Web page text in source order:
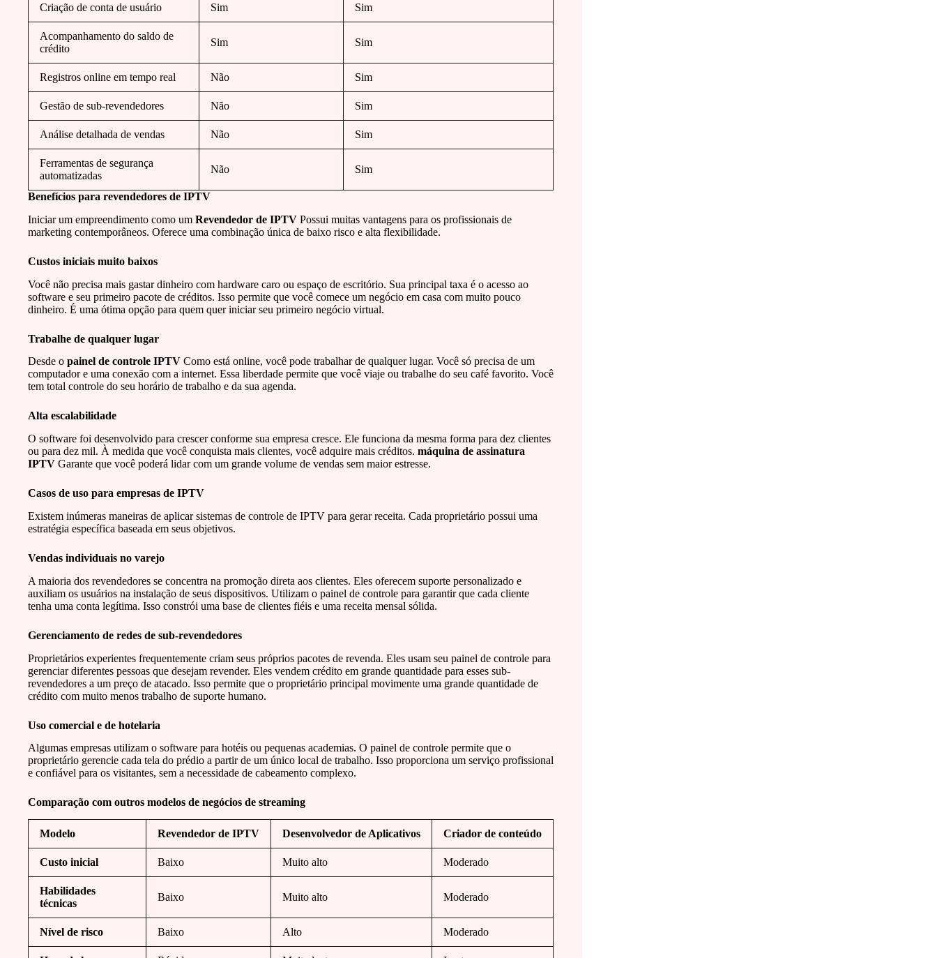
Criação de conta de usuário Sim Sim
Acompanhamento do saldo de
crédito
Sim Sim
Registros online em tempo real Não Sim
Gestão de sub-revendedores Não Sim
Análise detalhada de vendas Não Sim
Ferramentas de segurança
automatizadas
Não Sim
Benefícios para revendedores de IPTV
Iniciar um empreendimento como um Revendedor de IPTV Possui muitas vantagens para os profissionais de
marketing contemporâneos. Oferece uma combinação única de baixo risco e alta flexibilidade.
Custos iniciais muito baixos
Você não precisa mais gastar dinheiro com hardware caro ou espaço de escritório. Sua principal taxa é o acesso ao
software e seu primeiro pacote de créditos. Isso permite que você comece um negócio em casa com muito pouco
dinheiro. É uma ótima opção para quem quer iniciar seu primeiro negócio virtual.
Trabalhe de qualquer lugar
Desde o painel de controle IPTV Como está online, você pode trabalhar de qualquer lugar. Você só precisa de um
computador e uma conexão com a internet. Essa liberdade permite que você viaje ou trabalhe do seu café favorito. Você
tem total controle do seu horário de trabalho e da sua agenda.
Alta escalabilidade
O software foi desenvolvido para crescer conforme sua empresa cresce. Ele funciona da mesma forma para dez clientes
ou para dez mil. À medida que você conquista mais clientes, você adquire mais créditos. máquina de assinatura
IPTV Garante que você poderá lidar com um grande volume de vendas sem maior estresse.
Casos de uso para empresas de IPTV
Existem inúmeras maneiras de aplicar sistemas de controle de IPTV para gerar receita. Cada proprietário possui uma
estratégia específica baseada em seus objetivos.
Vendas individuais no varejo
A maioria dos revendedores se concentra na promoção direta aos clientes. Eles oferecem suporte personalizado e
auxiliam os usuários na instalação de seus dispositivos. Utilizam o painel de controle para garantir que cada cliente
tenha uma conta legítima. Isso constrói uma base de clientes fiéis e uma receita mensal sólida.
Gerenciamento de redes de sub-revendedores
Proprietários experientes frequentemente criam seus próprios pacotes de revenda. Eles usam seu painel de controle para
gerenciar diferentes pessoas que desejam revender. Eles vendem crédito em grande quantidade para esses sub-
revendedores a um preço de atacado. Isso permite que o proprietário principal movimente uma grande quantidade de
crédito com muito menos trabalho de suporte humano.
Uso comercial e de hotelaria
Algumas empresas utilizam o software para hotéis ou pequenas academias. O painel de controle permite que o
proprietário gerencie cada tela do prédio a partir de um único local de trabalho. Isso proporciona um serviço profissional
e confiável para os visitantes, sem a necessidade de cabeamento complexo.
Comparação com outros modelos de negócios de streaming
Modelo Revendedor de IPTV Desenvolvedor de Aplicativos Criador de conteúdo
Custo inicial Baixo Muito alto Moderado
Habilidades
técnicas
Baixo Muito alto Moderado
Nível de risco Baixo Alto Moderado